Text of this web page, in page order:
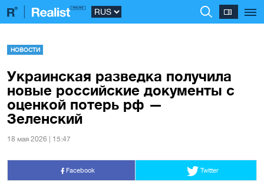
НОВОСТИ
Украинская разведка получила
новые российские документы с
оценкой потерь рф —
Зеленский
18 мая 2026 | 15:47
Facebook Twitter